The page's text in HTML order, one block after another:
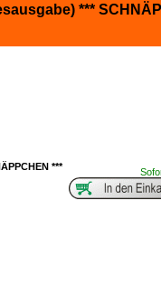
***
***